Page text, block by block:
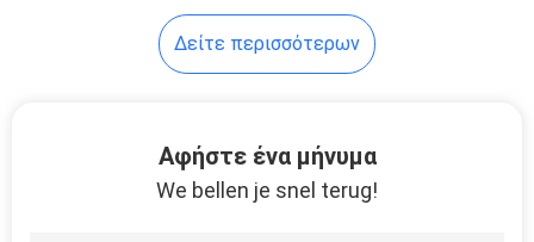
αλληλεπιδραστική
Δείτε περισσότερων
Αφήστε ένα μήνυμα
We bellen je snel terug!